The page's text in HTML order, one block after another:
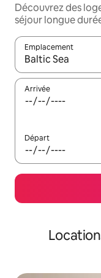
Découvrez des
séjour longue
Emplacement
Quand les
Arrivée
Départ